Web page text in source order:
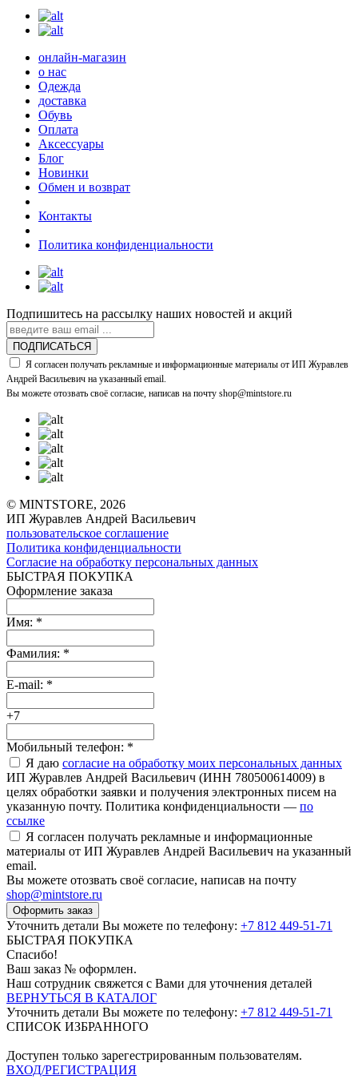
онлайн-магазин
о нас
Одежда
доставка
Обувь
Оплата
Аксессуары
Блог
Новинки
Обмен и возврат
Контакты
Политика конфиденциальности
Подпишитесь на рассылку наших новостей и акций
ПОДПИСАТЬСЯ
Я согласен получать рекламные и информационные материалы от ИП Журавлев
Андрей Васильевич на указанный email.
Вы можете отозвать своё согласие, написав на почту shop@mintstore.ru
© MINTSTORE, 2026
ИП Журавлев Андрей Васильевич
пользовательское соглашение
Политика конфиденциальности
Согласие на обработку персональных данных
БЫСТРАЯ ПОКУПКА
Оформление заказа
Имя: *
Фамилия: *
E-mail: *
+7
Мобильный телефон: *
Я даю согласие на обработку моих персональных данных
ИП Журавлев Андрей Васильевич (ИНН 780500614009) в
целях обработки заявки и получения электронных писем на
указанную почту. Политика конфиденциальности — по
ссылке
Я согласен получать рекламные и информационные
материалы от ИП Журавлев Андрей Васильевич на указанный
email.
Вы можете отозвать своё согласие, написав на почту
shop@mintstore.ru
Оформить заказ
Уточнить детали Вы можете по телефону: +7 812 449-51-71
БЫСТРАЯ ПОКУПКА
Спасибо!
Ваш заказ № оформлен.
Наш сотрудник свяжется с Вами для уточнения деталей
ВЕРНУТЬСЯ В КАТАЛОГ
Уточнить детали Вы можете по телефону: +7 812 449-51-71
СПИСОК ИЗБРАННОГО
Доступен только зарегестрированным пользователям.
ВХОД/РЕГИСТРАЦИЯ